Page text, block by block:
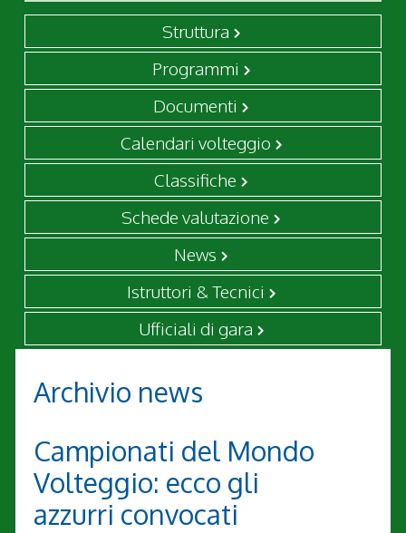
Struttura
Programmi
Documenti
Calendari volteggio
Classifiche
Schede valutazione
News
Istruttori & Tecnici
Ufficiali di gara
Archivio news
Campionati del Mondo
Volteggio: ecco gli
azzurri convocati